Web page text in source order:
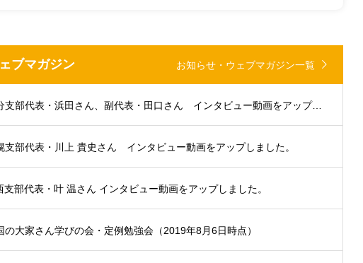
ブマガジン お知らせ・ウェブマガジン一覧
大分支部代表・浜田さん、副代表・田口さん インタビュー動画をアップしました。
支部代表・川上 貴史さん インタビュー動画をアップしました。
支部代表・叶 温さん インタビュー動画をアップしました。
の大家さん学びの会・定例勉強会（2019年8月6日時点）